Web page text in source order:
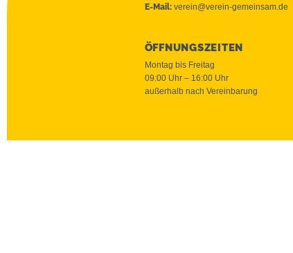
E-Mail:verein@verein-gemeinsam.de
ÖFFNUNGSZEITEN
Montag bis Freitag
09:00 Uhr – 16:00 Uhr
außerhalb nach Vereinbarung